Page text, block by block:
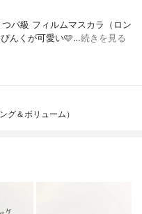
パ級 フィルムマスカラ⁡⁡（ロン
んくが可愛い🩷️⁡⁡…続きを見る
グ＆ボリューム）